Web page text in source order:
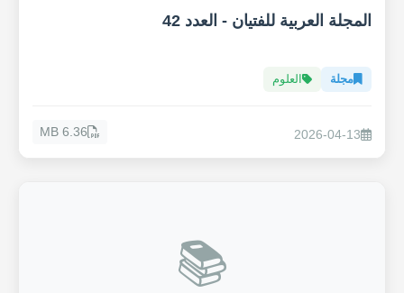
المجلة العربية للفتيان - العدد 42
مجلة العلوم
2026-04-13
6.36 MB
📚